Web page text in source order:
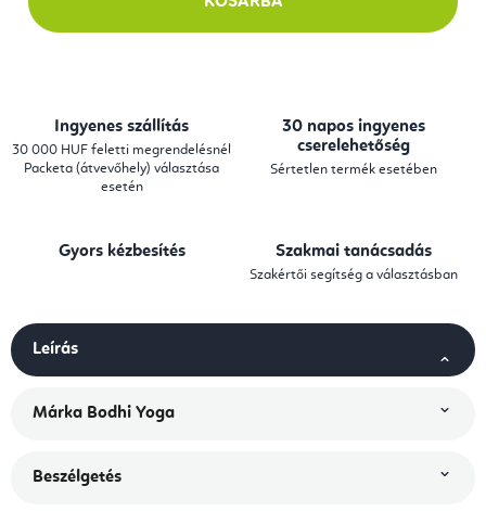
Ingyenes szállítás
30 000 HUF feletti megrendelésnél
Packeta (átvevőhely) választása
esetén
30 napos ingyenes
cserelehetőség
Sértetlen termék esetében
Gyors kézbesítés Szakmai tanácsadás
Szakértői segítség a választásban
Leírás
Márka Bodhi Yoga
Beszélgetés